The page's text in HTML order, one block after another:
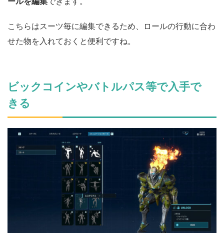
こちらはスーツ毎に編集できるため、ロールの行動に合わ
せた物を入れておくと便利ですね。
ビックコインやバトルパス等で入手で
きる